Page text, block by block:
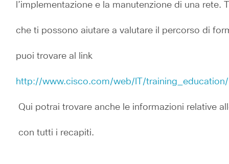
l’implementazione e la manutenzione di una rete.
che ti possono aiutare a valutare il percorso di
puoi trovare al link
http://www.cisco.com/web/IT/
Qui potrai trovare anche le informazioni relative
con tutti i recapiti.